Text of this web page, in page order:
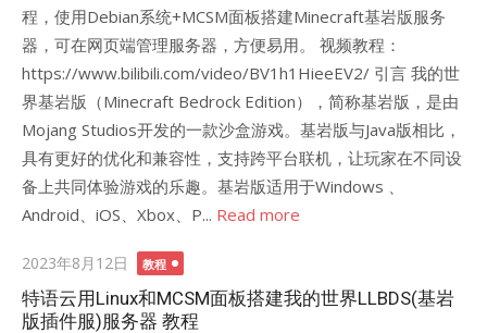
程，使用Debian系统+MCSM面板搭建Minecraft基岩版服务
器，可在网页端管理服务器，方便易用。 视频教程：
https://www.bilibili.com/video/BV1h1HieeEV2/ 引言 我的世
界基岩版（Minecraft Bedrock Edition），简称基岩版，是由
Mojang Studios开发的一款沙盒游戏。基岩版与Java版相比，
具有更好的优化和兼容性，支持跨平台联机，让玩家在不同设
备上共同体验游戏的乐趣。基岩版适用于Windows 、
Android、iOS、Xbox、P... Read more
Posted
on
2023年8月12日 教程
特语云用Linux和MCSM面板搭建我的世界LLBDS(基岩
版插件服)服务器 教程